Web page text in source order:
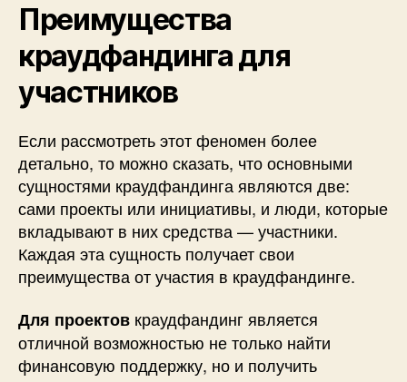
Преимущества
краудфандинга для
участников
Если рассмотреть этот феномен более
детально, то можно сказать, что основными
сущностями краудфандинга являются две:
сами проекты или инициативы, и люди, которые
вкладывают в них средства — участники.
Каждая эта сущность получает свои
преимущества от участия в краудфандинге.
Для проектов краудфандинг является
отличной возможностью не только найти
финансовую поддержку, но и получить